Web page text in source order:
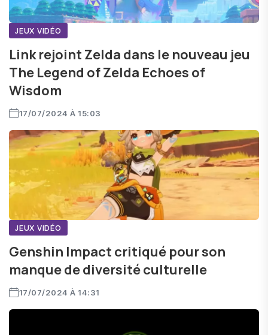
JEUX VIDÉO
Link rejoint Zelda dans le nouveau jeu
The Legend of Zelda Echoes of
Wisdom
17/07/2024 À 15:03
JEUX VIDÉO
Genshin Impact critiqué pour son
manque de diversité culturelle
17/07/2024 À 14:31